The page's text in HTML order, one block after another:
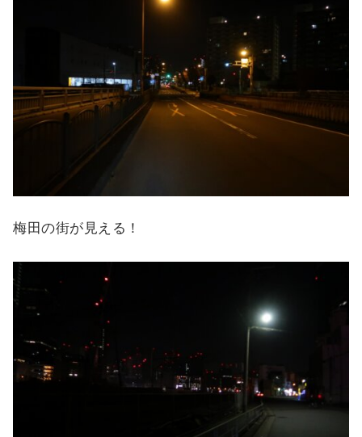
梅田の街が見える！